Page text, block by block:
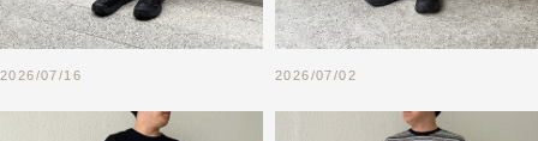
2026/07/16 2026/07/02